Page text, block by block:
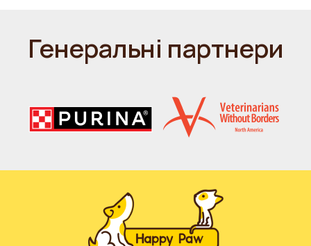
Генеральні партнери